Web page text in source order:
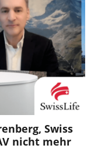
Swiss
nicht mehr